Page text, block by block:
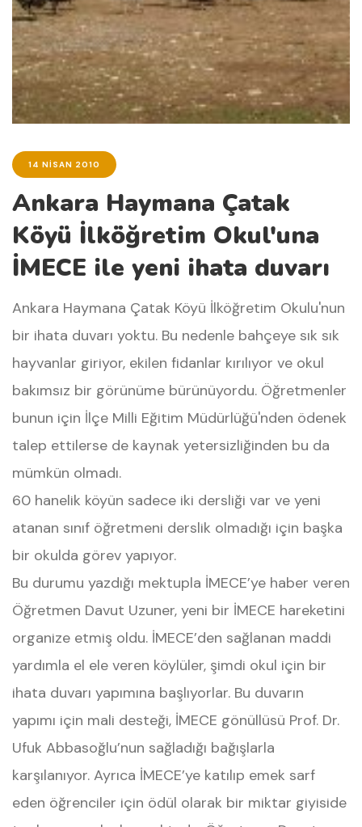
14 NISAN 2010
Ankara Haymana Çatak
Köyü İlköğretim Okul'una
İMECE ile yeni ihata duvarı
Ankara Haymana Çatak Köyü İlköğretim Okulu'nun
bir ihata duvarı yoktu. Bu nedenle bahçeye sık sık
hayvanlar giriyor, ekilen fidanlar kırılıyor ve okul
bakımsız bir görünüme bürünüyordu. Öğretmenler
bunun için İlçe Milli Eğitim Müdürlüğü'nden ödenek
talep ettilerse de kaynak yetersizliğinden bu da
mümkün olmadı.
60 hanelik köyün sadece iki dersliği var ve yeni
atanan sınıf öğretmeni derslik olmadığı için başka
bir okulda görev yapıyor.
Bu durumu yazdığı mektupla İMECE’ye haber veren
Öğretmen Davut Uzuner, yeni bir İMECE hareketini
organize etmiş oldu. İMECE’den sağlanan maddi
yardımla el ele veren köylüler, şimdi okul için bir
ihata duvarı yapımına başlıyorlar. Bu duvarın
yapımı için mali desteği, İMECE gönüllüsü Prof. Dr.
Ufuk Abbasoğlu’nun sağladığı bağışlarla
karşılanıyor. Ayrıca İMECE’ye katılıp emek sarf
eden öğrenciler için ödül olarak bir miktar giyiside